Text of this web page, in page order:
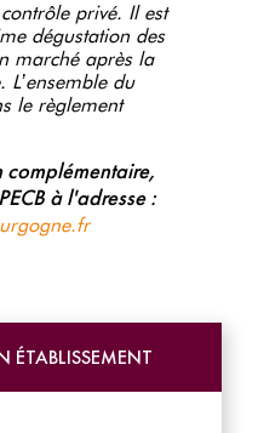
privé. Il est
dégustation des
marché après la
L’ensemble du
le règlement
à l'adresse :
ÉTABLISSEMENT